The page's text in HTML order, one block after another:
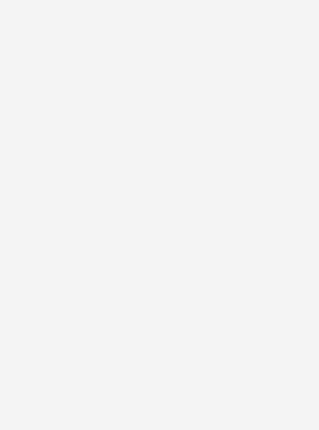
Comfort+
kombinierter Wert der CO₂-Emission: 114 g/km; CO₂-
AGS Comfort
kombinierter Wert der CO₂-Emission: 126 g/km; CO₂-
AGS Comfort+
kombinierter Wert der CO₂-Emission: 127 g/km; CO₂-